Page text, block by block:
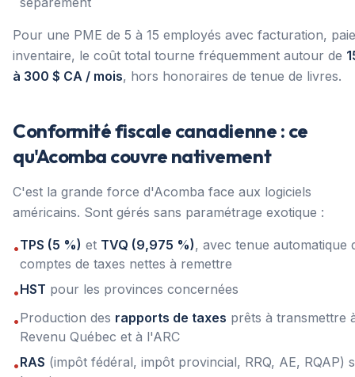
Pour une PME de 5 à 15 employés avec facturation,
inventaire, le coût total tourne fréquemment autour de
à 300 $ CA / mois, hors honoraires de tenue de livres.
Conformité fiscale canadienne : ce
qu'Acomba couvre nativement
C'est la grande force d'Acomba face aux logiciels
américains. Sont gérés sans paramétrage exotique :
•TPS (5 %) et TVQ (9,975 %), avec tenue automatique
comptes de taxes nettes à remettre
•HST pour les provinces concernées
•Production des rapports de taxes prêts à transmettre
Revenu Québec et à l'ARC
•RAS (impôt fédéral, impôt provincial, RRQ, AE, RQAP)